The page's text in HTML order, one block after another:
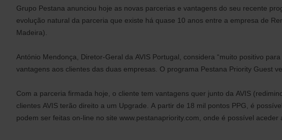
Grupo Pestana anunciou hoje as novas parcerias e vantagens do seu recente
evolução natural da parceria que existe há quase 10 anos entre a empresa de
Madeira).
António Mendonça, Diretor-Geral da AVIS Portugal, considera “muito positivo
vantagens aos clientes das duas empresas. O programa Pestana Priority Guest
Com a parceria firmada hoje, o cliente tem vantagens quer junto da AVIS
clientes AVIS terão direito a um Upgrade. A partir de 18 mil pontos PPG, é
podem ser feitas on-line no site www.pestanapriority.com, onde é possível